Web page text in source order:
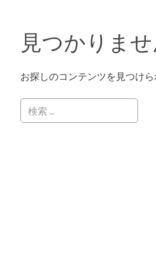
見つかりま
お探しのコンテンツを見つけ